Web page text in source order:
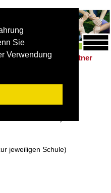
Sie
Verwendung
Partner
jeweiligen Schule)